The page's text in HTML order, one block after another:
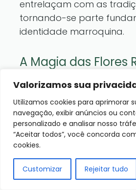
Valorizamos sua
Utilizamos cookies para aprimorar
navegação, exibir anúncios ou
personalizado e analisar nosso
“Aceitar todos”, você concorda
cookies.
Customizar Rejeitar tudo
entrelaçam com as
tornando-se parte
identidade marroquina.
A Magia das Flores
Entre asflores rarasque
suas características
envolventes. AOrquídea
exemplo, é uma das
orquídeas raras que
apenas pela sua beleza,
por suas propriedades